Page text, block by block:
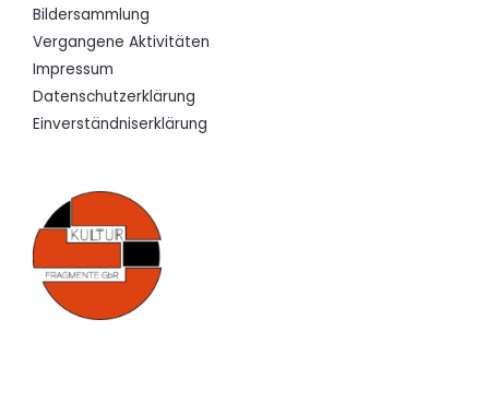
Bildersammlung
Vergangene Aktivitäten
Impressum
Datenschutzerklärung
Einverständniserklärung